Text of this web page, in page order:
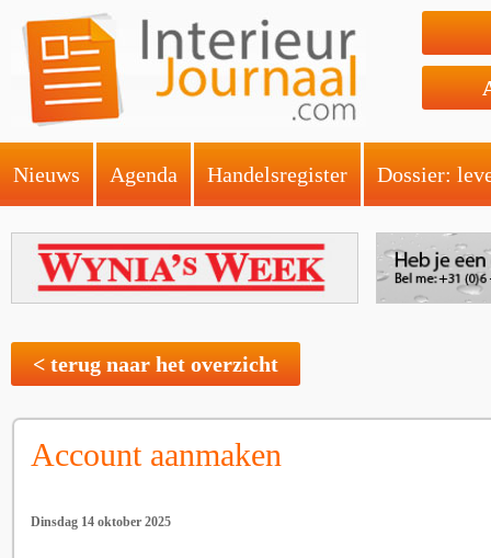
Nieuws Agenda Handelsregister Dossier:
< terug naar het overzicht
Account aanmaken
Dinsdag 14 oktober 2025